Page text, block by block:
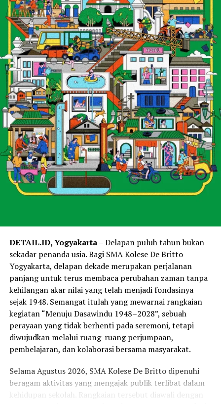
DETAIL.ID, Yogyakarta– Delapan puluh tahun bukan
sekadar penanda usia. Bagi SMA Kolese De Britto
Yogyakarta, delapan dekade merupakan perjalanan
panjang untuk terus membaca perubahan zaman tanpa
kehilangan akar nilai yang telah menjadi fondasinya
sejak 1948. Semangat itulah yang mewarnai rangkaian
kegiatan “Menuju Dasawindu 1948–2028”, sebuah
perayaan yang tidak berhenti pada seremoni, tetapi
diwujudkan melalui ruang-ruang perjumpaan,
pembelajaran, dan kolaborasi bersama masyarakat.
Selama Agustus 2026, SMA Kolese De Britto dipenuhi
beragam aktivitas yang mengajak publik terlibat dalam
kehidupan sekolah. Rangkaian tersebut diawali dengan